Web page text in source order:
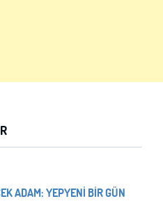
ADAM: YEPYENİ BİR GÜN